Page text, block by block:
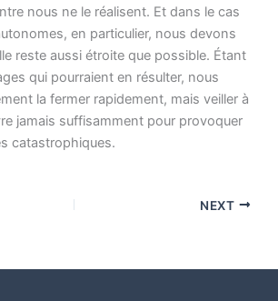
nous ne le réalisent. Et dans le cas
en particulier, nous devons
reste aussi étroite que possible. Étant
qui pourraient en résulter, nous
la fermer rapidement, mais veiller à
jamais suffisamment pour provoquer
catastrophiques.
NEXT